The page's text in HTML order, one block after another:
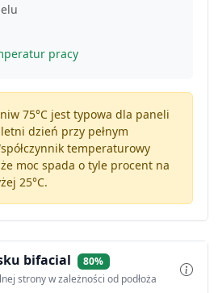
pracy
75°C jest typowa dla paneli
dzień przy pełnym
temperaturowy
moc spada o tyle procent na
25°C.
bifacial
80%
strony w zależności od podłoża